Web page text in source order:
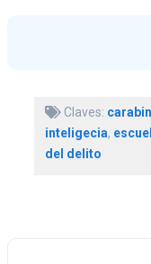
Claves:
inteligecia,
del delito